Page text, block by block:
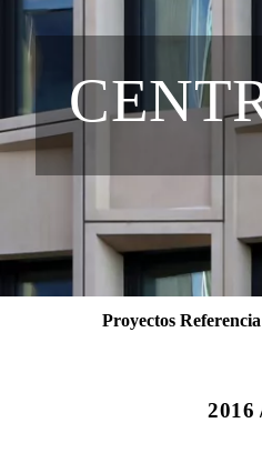
Proyectos Referencia
2016